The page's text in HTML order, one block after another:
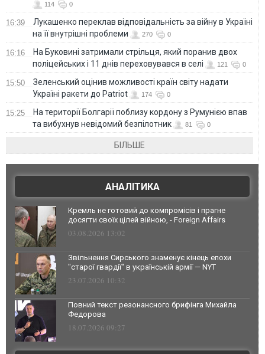
114 0
16:39
Лукашенко переклав відповідальність за війну в Україні
на її внутрішні проблеми
270 0
16:16
На Буковині затримали стрільця, який поранив двох
поліцейських і 11 днів переховувався в селі
121 0
15:50
Зеленський оцінив можливості країн світу надати
Україні ракети до Patriot
174 0
15:25
На території Болгарії поблизу кордону з Румунією впав
та вибухнув невідомий безпілотник
81 0
БІЛЬШЕ
АНАЛІТИКА
Кремль не готовий до компромісів і прагне
досягти своїх цілей війною, - Foreign Affairs
03.08.2026 13:02
Звільнення Сирського знаменує кінець епохи
"старої гвардії" в українській армії — NYT
23.07.2026 10:32
Повний текст резонансного брифінга Михайла
Федорова
18.07.2026 09:27